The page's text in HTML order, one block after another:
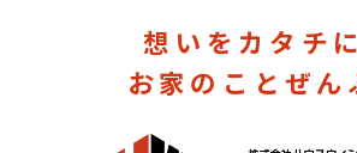
想いをカタチに
お家のことぜん